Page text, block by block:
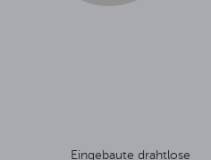
Eingebaute drahtlose